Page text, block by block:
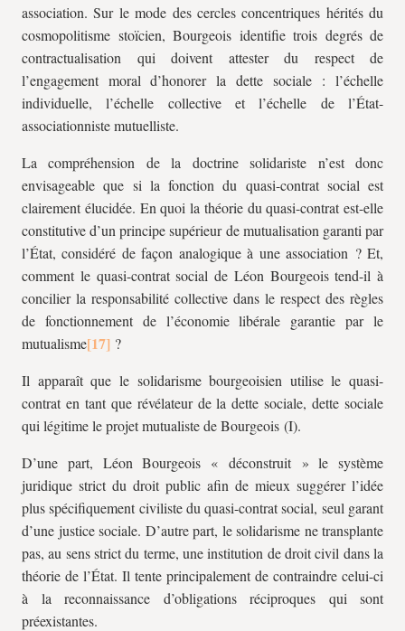
association. Sur le mode des cercles concentriques hérités du
cosmopolitisme stoïcien, Bourgeois identifie trois degrés de
contractualisation qui doivent attester du respect de
l’engagement moral d’honorer la dette sociale : l’échelle
individuelle, l’échelle collective et l’échelle de l’État-
associationniste mutuelliste.
La compréhension de la doctrine solidariste n’est donc
envisageable que si la fonction du quasi-contrat social est
clairement élucidée. En quoi la théorie du quasi-contrat est-elle
constitutive d’un principe supérieur de mutualisation garanti par
l’État, considéré de façon analogique à une association ? Et,
comment le quasi-contrat social de Léon Bourgeois tend-il à
concilier la responsabilité collective dans le respect des règles
de fonctionnement de l’économie libérale garantie par le
mutualisme
?
Il apparaît que le solidarisme bourgeoisien utilise le quasi-
contrat en tant que révélateur de la dette sociale, dette sociale
qui légitime le projet mutualiste de Bourgeois (I).
D’une part, Léon Bourgeois « déconstruit » le système
juridique strict du droit public afin de mieux suggérer l’idée
plus spécifiquement civiliste du quasi-contrat social, seul garant
d’une justice sociale. D’autre part, le solidarisme ne transplante
pas, au sens strict du terme, une institution de droit civil dans la
théorie de l’État. Il tente principalement de contraindre celui-ci
à la reconnaissance d’obligations réciproques qui sont
préexistantes.